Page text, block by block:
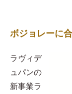
ボジョレーに
ラヴィデ
ュパンの
新事業ラ